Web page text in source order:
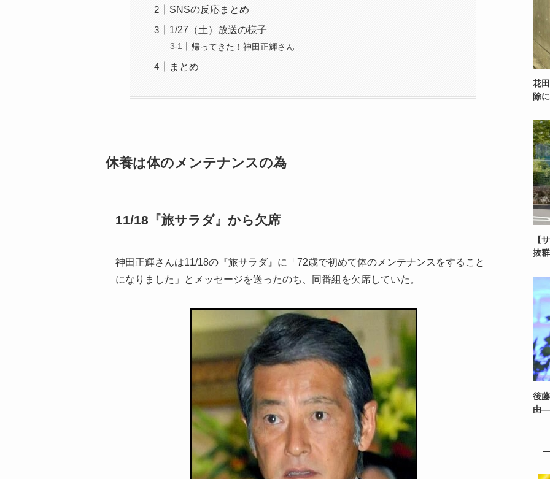
SNSの反応まとめ
1/27（土）放送の様子
帰ってきた！神田正輝さん
まとめ
休養は体のメンテナンスの為
11/18『旅サラダ』から欠席
神田正輝さんは11/18の『旅サラダ』に「72歳で初めて体のメンテナンスをすること
になりました」とメッセージを送ったのち、同番組を欠席していた。
花
除
【
抜
後
由